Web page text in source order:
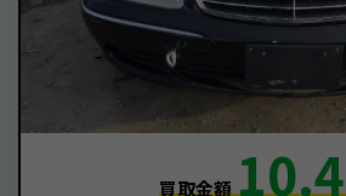
買取金額10.4